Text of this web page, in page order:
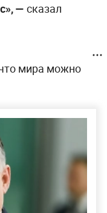
— сказал
мира можно